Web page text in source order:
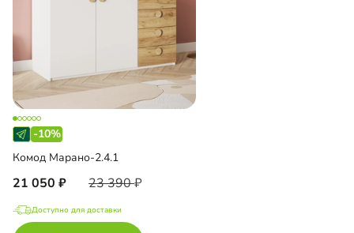
-10%
Комод Марано-2.4.1
21 050 23 390
Доступно для доставки